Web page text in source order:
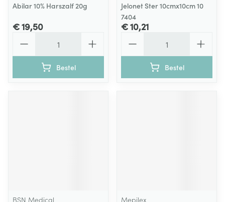
Abilar 10% Harszalf 20g
€ 19,50
Bestel
Jelonet Ster 10cmx10cm 10
7404
€ 10,21
Bestel
BSN Medical Mepilex